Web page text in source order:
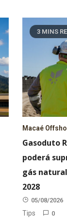
3 MINS
Macaé
Gasoduto
poderá
gás
2028
05/08/2026
Tips
0